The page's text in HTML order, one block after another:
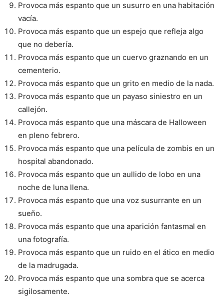
Provoca más espanto que un susurro en una habitación
vacía.
Provoca más espanto que un espejo que refleja algo
que no debería.
Provoca más espanto que un cuervo graznando en un
cementerio.
Provoca más espanto que un grito en medio de la nada.
Provoca más espanto que un payaso siniestro en un
callejón.
Provoca más espanto que una máscara de Halloween
en pleno febrero.
Provoca más espanto que una película de zombis en un
hospital abandonado.
Provoca más espanto que un aullido de lobo en una
noche de luna llena.
Provoca más espanto que una voz susurrante en un
sueño.
Provoca más espanto que una aparición fantasmal en
una fotografía.
Provoca más espanto que un ruido en el ático en medio
de la madrugada.
Provoca más espanto que una sombra que se acerca
sigilosamente.